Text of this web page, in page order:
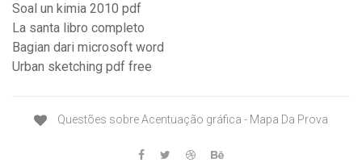
Soal un kimia 2010 pdf
La santa libro completo
Bagian dari microsoft word
Urban sketching pdf free
Questões sobre Acentuação gráfica - Mapa Da Prova